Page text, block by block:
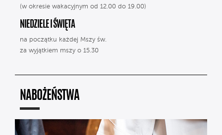
(w okresie wakacyjnym od 12.00 do 19.00)
NIEDZIELE I ŚWIĘTA
na początku każdej Mszy św.
za wyjątkiem mszy o 15.30
NABOŻEŃSTWA